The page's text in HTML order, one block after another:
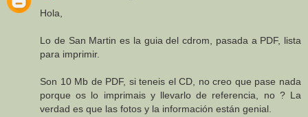
Hola,
Lo de San Martin es la guia del cdrom, pasada a PDF, lista
para imprimir.
Son 10 Mb de PDF, si teneis el CD, no creo que pase nada
porque os lo imprimais y llevarlo de referencia, no ? La
verdad es que las fotos y la información están genial.